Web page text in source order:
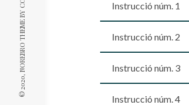
© 2020, NOREBRO THEME BY
Instrucció núm. 1
Instrucció núm. 2
Instrucció núm. 3
Instrucció núm. 4